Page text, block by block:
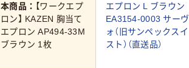
本商品： 【ワークエプ
ロン】 KAZEN 胸当て
エプロン AP494-33M
ブラウン 1枚
エプロン L ブラウン
EA3154-0003 サーヴ
ォ（旧サンペックスイ
スト）（直送品）